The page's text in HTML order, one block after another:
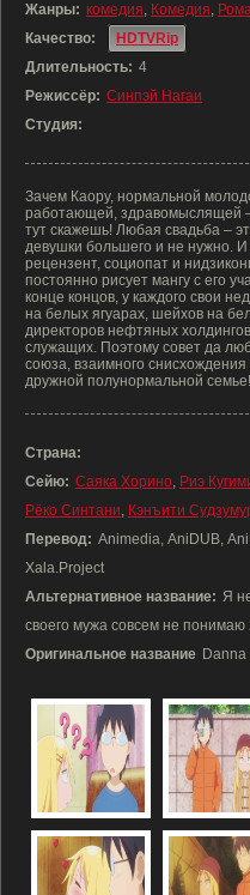
Жанры: комедия, Комедия,
Качество:
HDTVRip
Длительность: 4
Режиссёр: Синпэй Нагаи
Студия:
Зачем Каору, нормальной
работающей, здравомыслящей –
тут скажешь! Любая свадьба –
девушки большего и не нужно. И
рецензент, социопат и
постоянно рисует мангу с его
конце концов, у каждого свои
на белых ягуарах, шейхов на
директоров нефтяных
служащих. Поэтому совет да
союза, взаимного
дружной полунормальной семье!
Страна:
Сейю: Саяка Хорино, Риэ
Рёко Синтани, Кэнъити
Перевод: Animedia, AniDUB,
Xala.Project
Альтернативное название: Я
своего мужа совсем не
Оригинальное название